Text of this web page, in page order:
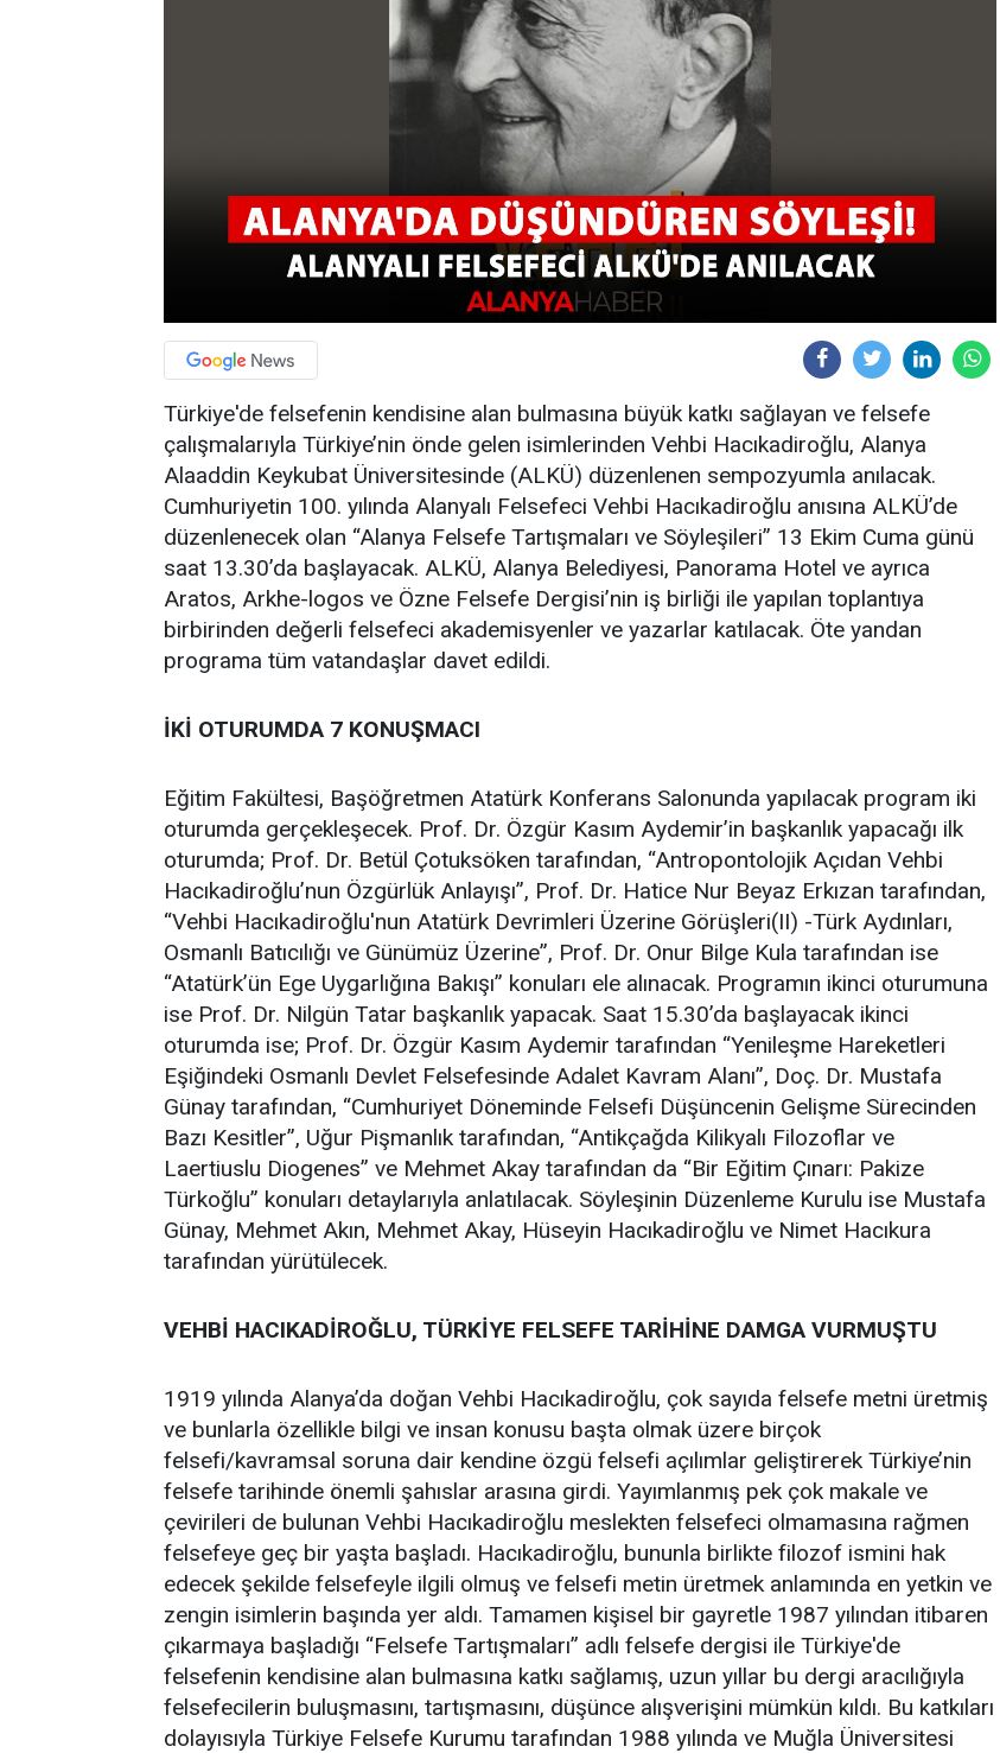
Türkiye'de felsefenin kendisine alan bulmasına büyük katkı sağlayan ve felsefe
çalışmalarıyla Türkiye’nin önde gelen isimlerinden Vehbi Hacıkadiroğlu, Alanya
Alaaddin Keykubat Üniversitesinde (ALKÜ) düzenlenen sempozyumla anılacak.
Cumhuriyetin 100. yılında Alanyalı Felsefeci Vehbi Hacıkadiroğlu anısına ALKÜ’de
düzenlenecek olan “Alanya Felsefe Tartışmaları ve Söyleşileri” 13 Ekim Cuma günü
saat 13.30’da başlayacak. ALKÜ, Alanya Belediyesi, Panorama Hotel ve ayrıca
Aratos, Arkhe-logos ve Özne Felsefe Dergisi’nin iş birliği ile yapılan toplantıya
birbirinden değerli felsefeci akademisyenler ve yazarlar katılacak. Öte yandan
programa tüm vatandaşlar davet edildi.
İKİ OTURUMDA 7 KONUŞMACI
Eğitim Fakültesi, Başöğretmen Atatürk Konferans Salonunda yapılacak program iki
oturumda gerçekleşecek. Prof. Dr. Özgür Kasım Aydemir’in başkanlık yapacağı ilk
oturumda; Prof. Dr. Betül Çotuksöken tarafından, “Antropontolojik Açıdan Vehbi
Hacıkadiroğlu’nun Özgürlük Anlayışı”, Prof. Dr. Hatice Nur Beyaz Erkızan tarafından,
“Vehbi Hacıkadiroğlu'nun Atatürk Devrimleri Üzerine Görüşleri(II) -Türk Aydınları,
Osmanlı Batıcılığı ve Günümüz Üzerine”, Prof. Dr. Onur Bilge Kula tarafından ise
“Atatürk’ün Ege Uygarlığına Bakışı” konuları ele alınacak. Programın ikinci oturumuna
ise Prof. Dr. Nilgün Tatar başkanlık yapacak. Saat 15.30’da başlayacak ikinci
oturumda ise; Prof. Dr. Özgür Kasım Aydemir tarafından “Yenileşme Hareketleri
Eşiğindeki Osmanlı Devlet Felsefesinde Adalet Kavram Alanı”, Doç. Dr. Mustafa
Günay tarafından, “Cumhuriyet Döneminde Felsefi Düşüncenin Gelişme Sürecinden
Bazı Kesitler”, Uğur Pişmanlık tarafından, “Antikçağda Kilikyalı Filozoflar ve
Laertiuslu Diogenes” ve Mehmet Akay tarafından da “Bir Eğitim Çınarı: Pakize
Türkoğlu” konuları detaylarıyla anlatılacak. Söyleşinin Düzenleme Kurulu ise Mustafa
Günay, Mehmet Akın, Mehmet Akay, Hüseyin Hacıkadiroğlu ve Nimet Hacıkura
tarafından yürütülecek.
VEHBİ HACIKADİROĞLU, TÜRKİYE FELSEFE TARİHİNE DAMGA VURMUŞTU
1919 yılında Alanya’da doğan Vehbi Hacıkadiroğlu, çok sayıda felsefe metni üretmiş
ve bunlarla özellikle bilgi ve insan konusu başta olmak üzere birçok
felsefi/kavramsal soruna dair kendine özgü felsefi açılımlar geliştirerek Türkiye’nin
felsefe tarihinde önemli şahıslar arasına girdi. Yayımlanmış pek çok makale ve
çevirileri de bulunan Vehbi Hacıkadiroğlu meslekten felsefeci olmamasına rağmen
felsefeye geç bir yaşta başladı. Hacıkadiroğlu, bununla birlikte filozof ismini hak
edecek şekilde felsefeyle ilgili olmuş ve felsefi metin üretmek anlamında en yetkin ve
zengin isimlerin başında yer aldı. Tamamen kişisel bir gayretle 1987 yılından itibaren
çıkarmaya başladığı “Felsefe Tartışmaları” adlı felsefe dergisi ile Türkiye'de
felsefenin kendisine alan bulmasına katkı sağlamış, uzun yıllar bu dergi aracılığıyla
felsefecilerin buluşmasını, tartışmasını, düşünce alışverişini mümkün kıldı. Bu katkıları
dolayısıyla Türkiye Felsefe Kurumu tarafından 1988 yılında ve Muğla Üniversitesi